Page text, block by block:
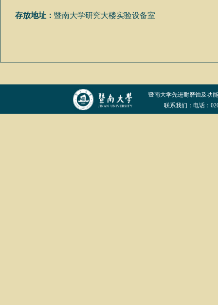
存放地址： 暨南大学研究大楼实验设备室
暨南大学先进耐磨蚀及功
联系我们：电话：